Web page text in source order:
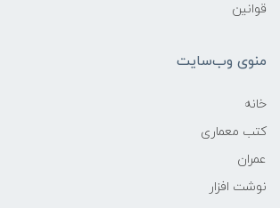
قوانین
منوی وب‌سایت
خانه
کتب معماری
عمران
نوشت افزار